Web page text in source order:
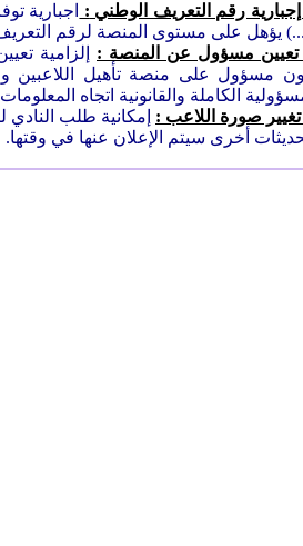
:
اجبارية
يؤهل على مستوى المنصة لرقم
إلزامية
مسؤول على منصة تأهيل اللاعبين
الكاملة والقانونية اتجاه
إمكانية طلب النادي
أخرى سيتم الإعلان عنها في وقتها.